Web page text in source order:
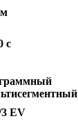
с
3 EV